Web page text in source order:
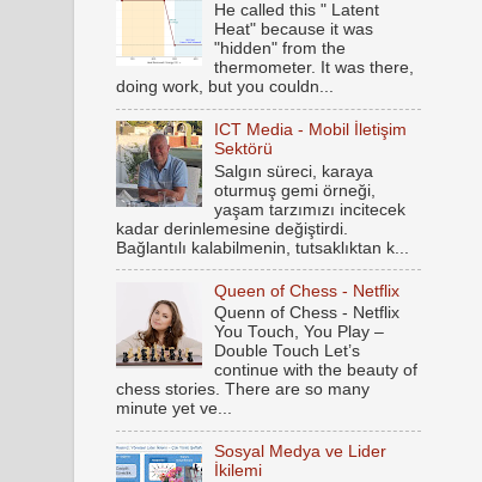
He called this " Latent
Heat" because it was
"hidden" from the
thermometer. It was there,
doing work, but you couldn...
ICT Media - Mobil İletişim
Sektörü
Salgın süreci, karaya
oturmuş gemi örneği,
yaşam tarzımızı incitecek
kadar derinlemesine değiştirdi.
Bağlantılı kalabilmenin, tutsaklıktan k...
Queen of Chess - Netflix
Quenn of Chess - Netflix
You Touch, You Play –
Double Touch Let’s
continue with the beauty of
chess stories. There are so many
minute yet ve...
Sosyal Medya ve Lider
İkilemi